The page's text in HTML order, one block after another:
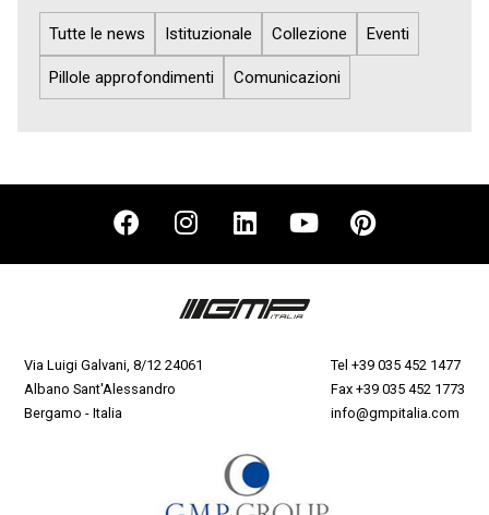
Tutte le news Istituzionale Collezione Eventi
Pillole approfondimenti Comunicazioni
Via Luigi Galvani, 8/12 24061
Albano Sant'Alessandro
Bergamo - Italia
Tel +39 035 452 1477
Fax +39 035 452 1773
info@gmpitalia.com